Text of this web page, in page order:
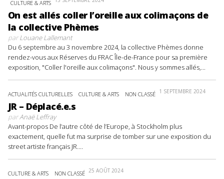
CULTURE & ARTS
On est allés coller l’oreille aux colimaçons de
la collective Phèmes
parLouane Lallemant
Du 6 septembre au 3 novembre 2024, la collective Phèmes donne
rendez-vous aux Réserves du FRAC Île-de-France pour sa première
exposition, "Coller l'oreille aux colimaçons". Nous y sommes allés,...
ACTUALITÉS CULTURELLES CULTURE & ARTS NON CLASSÉ 1 SEPTEMBRE 2024
JR – Déplacé.e.s
parAnaë Leffray
Avant-propos De l’autre côté de l’Europe, à Stockholm plus
exactement, quelle fut ma surprise de tomber sur une exposition du
street artiste français JR....
CULTURE & ARTS NON CLASSÉ 25 AOÛT 2024